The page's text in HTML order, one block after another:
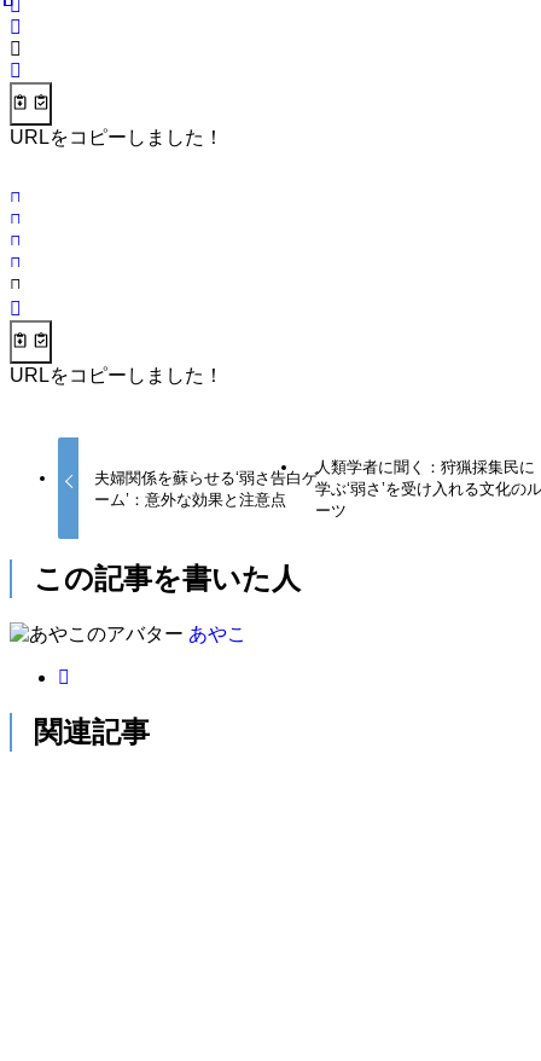
URLをコピーしました！
URLをコピーしました！
夫婦関係を蘇らせる‘弱さ告白ゲ
ーム’：意外な効果と注意点
人類学者に聞く：狩猟採集民に
学ぶ‘弱さ’を受け入れる文化の
ーツ
この記事を書いた人
あやこ
関連記事